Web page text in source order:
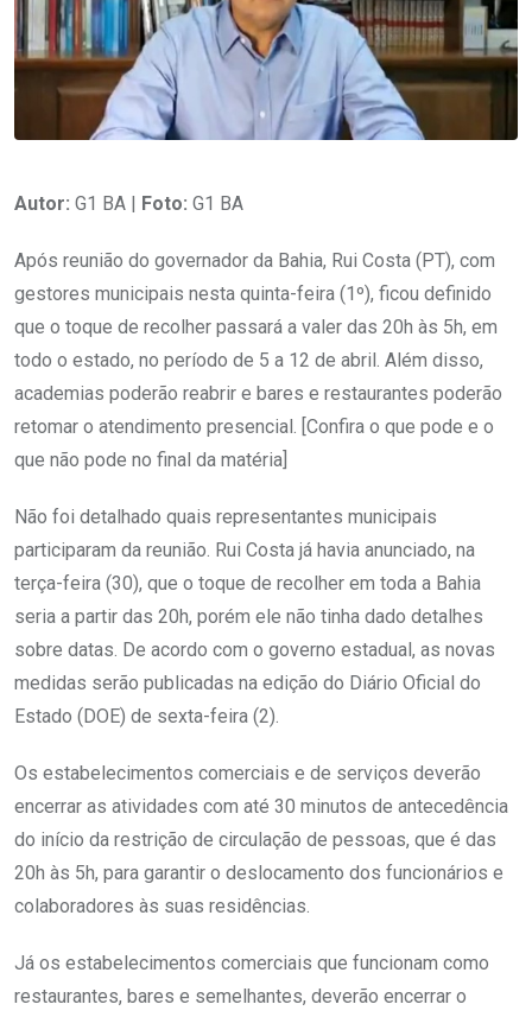
Autor: G1 BA | Foto: G1 BA
Após reunião do governador da Bahia, Rui Costa (PT), com
gestores municipais nesta quinta-feira (1º), ficou definido
que o toque de recolher passará a valer das 20h às 5h, em
todo o estado, no período de 5 a 12 de abril. Além disso,
academias poderão reabrir e bares e restaurantes poderão
retomar o atendimento presencial. [Confira o que pode e o
que não pode no final da matéria]
Não foi detalhado quais representantes municipais
participaram da reunião. Rui Costa já havia anunciado, na
terça-feira (30), que o toque de recolher em toda a Bahia
seria a partir das 20h, porém ele não tinha dado detalhes
sobre datas. De acordo com o governo estadual, as novas
medidas serão publicadas na edição do Diário Oficial do
Estado (DOE) de sexta-feira (2).
Os estabelecimentos comerciais e de serviços deverão
encerrar as atividades com até 30 minutos de antecedência
do início da restrição de circulação de pessoas, que é das
20h às 5h, para garantir o deslocamento dos funcionários e
colaboradores às suas residências.
Já os estabelecimentos comerciais que funcionam como
restaurantes, bares e semelhantes, deverão encerrar o